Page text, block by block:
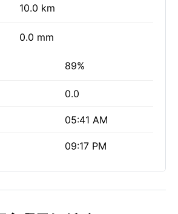
10.0 km
0.0 mm
89%
0.0
05:41 AM
09:17 PM